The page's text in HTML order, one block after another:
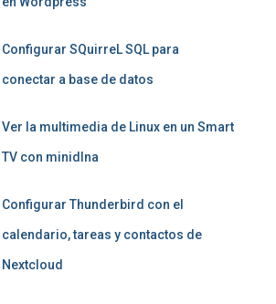
Configurar SQuirreL SQL para
conectar a base de datos
Ver la multimedia de Linux en un Smart
TV con minidlna
Configurar Thunderbird con el
calendario, tareas y contactos de
Nextcloud